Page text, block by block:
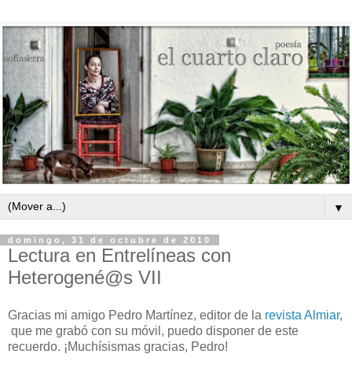
▼
domingo, 31 de octubre de 2010
Lectura en Entrelíneas con
Heterogené@s VII
Gracias mi amigo Pedro Martínez, editor de la revista Almiar,
que me grabó con su móvil, puedo disponer de este
recuerdo. ¡Muchísismas gracias, Pedro!